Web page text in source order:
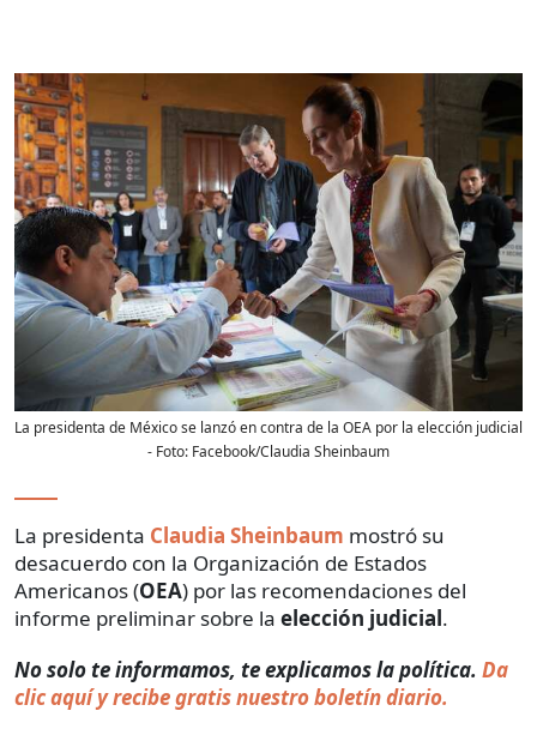
La presidenta de México se lanzó en contra de la OEA por la elección judicial
- Foto: Facebook/Claudia Sheinbaum
La presidenta Claudia Sheinbaum mostró su
desacuerdo con la Organización de Estados
Americanos (OEA) por las recomendaciones del
informe preliminar sobre la elección judicial.
No solo te informamos, te explicamos la política. Da
clic aquí y recibe gratis nuestro boletín diario.